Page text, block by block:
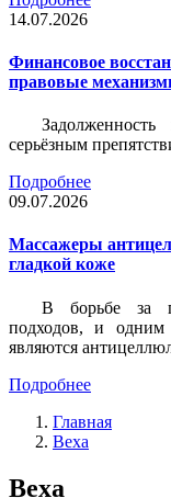
14.07.2026
Финансовое
правовые
серьёзным
Подробнее
09.07.2026
Массажеры
гладкой коже
В борьбе за
подходов, и
являются
Подробнее
Главная
Bexa
Bexa